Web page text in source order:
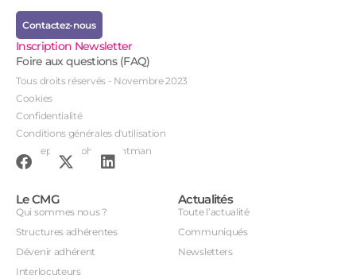
Contactez-nous
Inscription Newsletter
Foire aux questions (FAQ)
Tous droits réservés - Novembre 2023
Cookies
Confidentialité
Conditions générales d'utilisation
Conception : John Brightman
Le CMG
Qui sommes nous ?
Structures adhérentes
Dévenir adhérent
Interlocuteurs
Actualités
Toute l’actualité
Communiqués
Newsletters